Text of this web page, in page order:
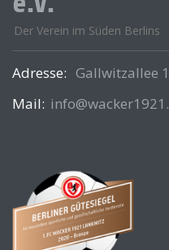
Der Verein im Süden Berlins
Adresse: Gallwitzallee
Mail: